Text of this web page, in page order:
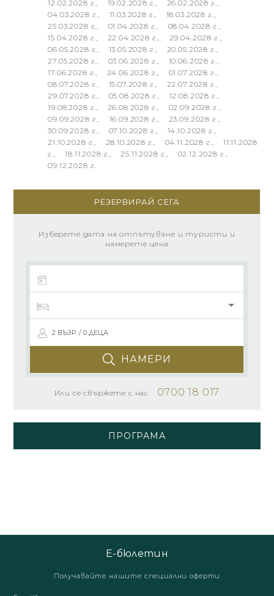
РЕЗЕРВИРАЙ СЕГА
Изберете дата на отпътуване и туристи и
намерете цена
2 ВЪЗР. / 0 ДЕЦА
НАМЕРИ
Или се свържете с нас 0700 18 017
ПРОГРАМА
Е-бюлетин
Получавайте нашите специални оферти